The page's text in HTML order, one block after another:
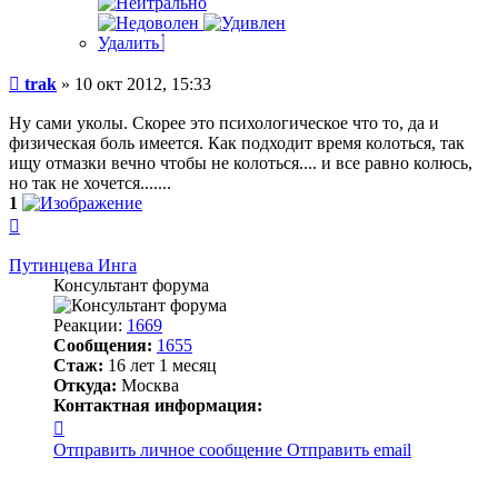
Удалить
Сообщение
trak » 10 окт 2012, 15:33
Ну сами уколы. Скорее это психологическое что то, да и
физическая боль имеется. Как подходит время колоться, так
ищу отмазки вечно чтобы не колоться.... и все равно колюсь,
но так не хочется.......
1
началу
Путинцева Инга
Консультант форума
Реакции: 1669
Сообщения: 1655
Стаж: 16 лет 1 месяц
Откуда: Москва
Контактная информация:
информация
пользователя
Отправить личное сообщение Отправить email